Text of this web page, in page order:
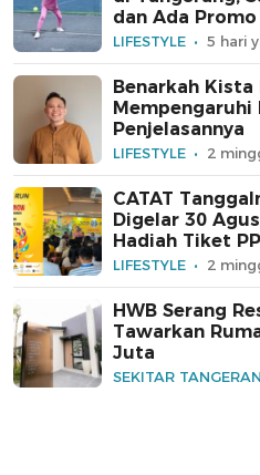
dan Ada
LIFESTYLE 5 hari
Benarkah
Mempengaruhi
Penjelasannya
LIFESTYLE 2
CATAT
Digelar 30
Hadiah Tiket
LIFESTYLE 2
HWB Serang
Tawarkan
Juta
SEKITAR